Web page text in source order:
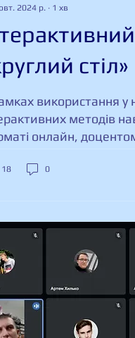
2024 р. ∙ 1 хв
стіл»
використання у
методів
онлайн,
18 0